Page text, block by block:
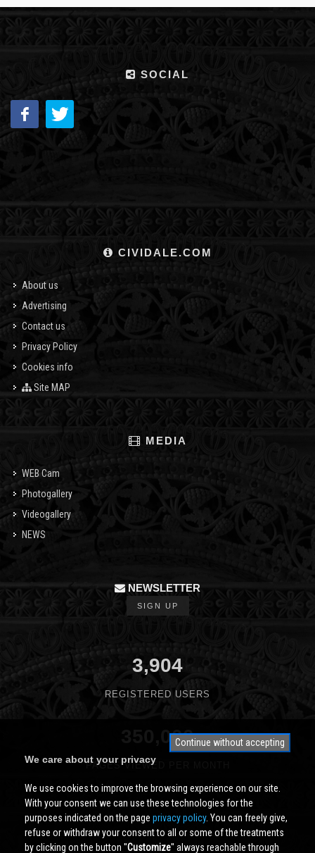
SOCIAL
CIVIDALE.COM
About us
Advertising
Contact us
Privacy Policy
Cookies info
Site MAP
MEDIA
WEB Cam
Photogallery
Videogallery
NEWS
NEWSLETTER
SIGN UP
3,904
REGISTERED USERS
350,000
PAGES VIEWED PER MONTH
Continue without accepting
We care about your privacy
We use cookies to improve the browsing experience on our site.
With your consent we can use these technologies for the
purposes indicated on the page privacy policy. You can freely give,
refuse or withdraw your consent to all or some of the treatments
by clicking on the button ''Customize'' always reachable through